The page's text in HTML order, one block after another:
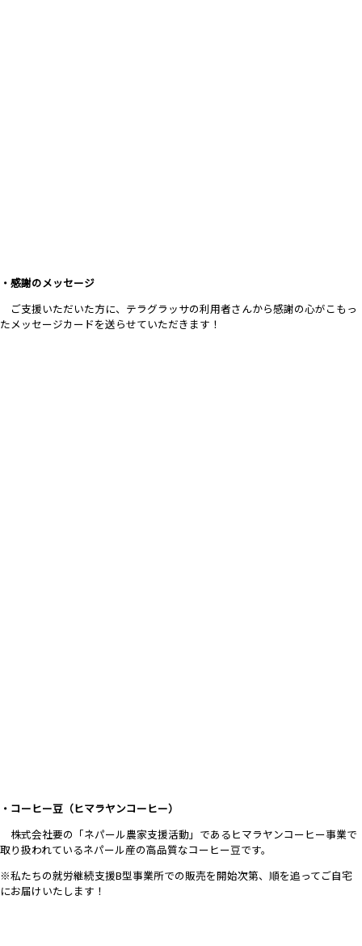
・感謝のメッセージ
ご支援いただいた方に、テラグラッサの利用者さんから感謝の心がこもっ
たメッセージカードを送らせていただきます！
・コーヒー豆（ヒマラヤンコーヒー）
株式会社要の「ネパール農家支援活動」であるヒマラヤンコーヒー事業で
取り扱われているネパール産の高品質なコーヒー豆です。
※私たちの就労継続支援B型事業所での販売を開始次第、順を追ってご自宅
にお届けいたします！